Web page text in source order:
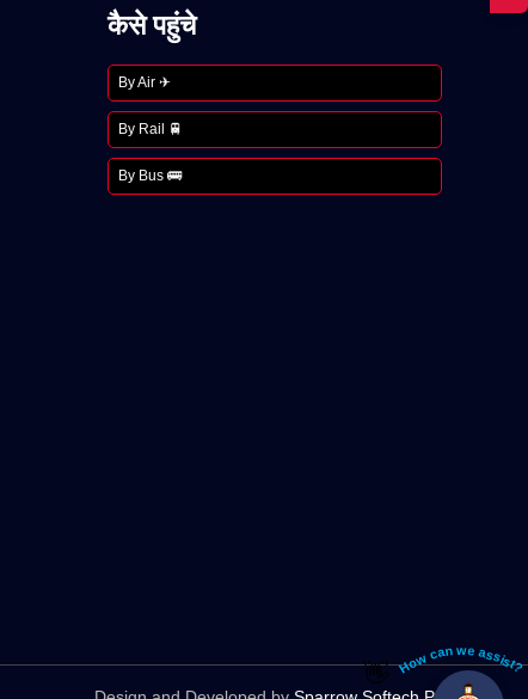
कैसे पहुंचे
By Air ✈
By Rail 🚆
By Bus 🚌
👋How can we assist?